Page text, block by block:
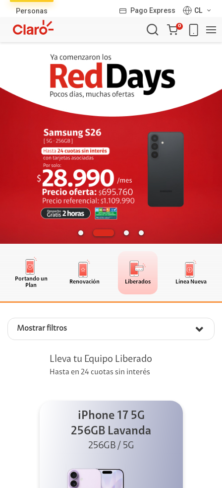
Personas Pago Express
CL
Carro
de
0
Portando un
Plan
Renovación Liberados Línea Nueva
Mostrar filtros
productos
Lleva tu Equipo Liberado
Hasta en 24 cuotas sin interés
iPhone 17 5G
256GB Lavanda
256GB / 5G